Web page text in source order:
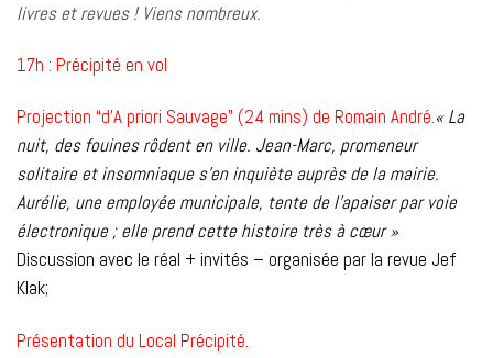
livres et revues ! Viens nombreux.
17h : Précipité en vol
Projection “d’A priori Sauvage” (24 mins) de Romain André.« La
nuit, des fouines rôdent en ville. Jean-Marc, promeneur
solitaire et insomniaque s’en inquiète auprès de la mairie.
Aurélie, une employée municipale, tente de l’apaiser par voie
électronique ; elle prend cette histoire très à cœur »
Discussion avec le réal + invités – organisée par la revue Jef
Klak;
Présentation du Local Précipité.